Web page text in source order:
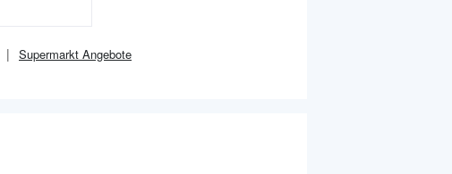
Supermarkt Angebote